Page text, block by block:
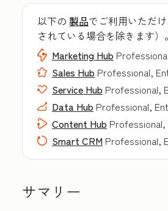
以下の 製品でご利用いただ
されている場合を除きます）。
Marketing Hub
Sales Hub Professional,
Service Hub Professional,
Data Hub Professional,
Content Hub
Smart CRM Professional,
サマリー